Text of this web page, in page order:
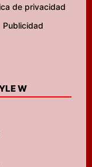
de privacidad
Publicidad
W